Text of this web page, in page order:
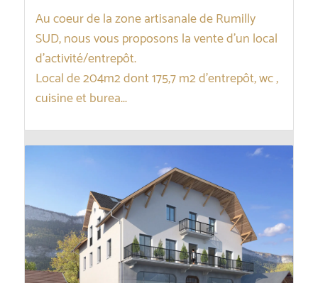
Au coeur de la zone artisanale de Rumilly
SUD, nous vous proposons la vente d’un local
d’activité/entrepôt.
Local de 204m2 dont 175,7 m2 d’entrepôt, wc ,
cuisine et burea...